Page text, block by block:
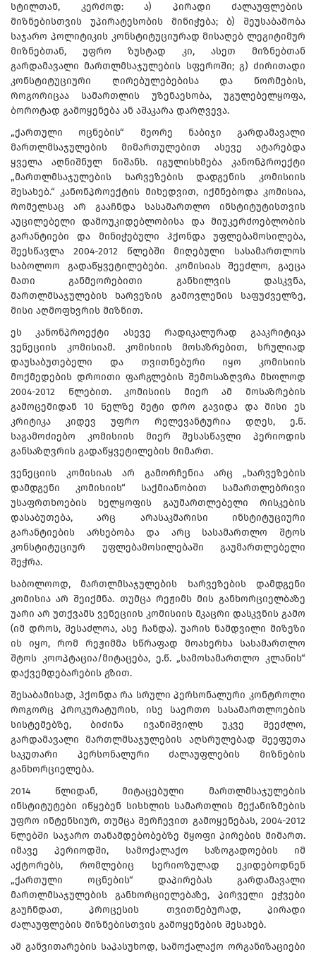
სტილთან, კერძოდ: ა) პირადი ძალაუფლების
მიზნებისთვის უპირატესობის მინიჭება; ბ) შეუსაბამობა
საჯარო პოლიტიკის კონსტიტუციურად მისაღებ ლეგიტიმურ
მიზნებთან, უფრო ზუსტად კი, ასეთ მიზნებთან
გარდამავალი მართლმსაჯულების სფეროში; გ) ძირითადი
კონსტიტუციური ღირებულებებისა და ნორმების,
როგორიცაა სამართლის უზენაესობა, უგულებელყოფა,
ბოროტად გამოყენება ან აშაკარა დარღვევა.
„ქართული ოცნების“ მეორე ნაბიჯი გარდამავალი
მართლმსაჯულების მიმართულებით ასევე ატარებდა
ყველა აღნიშნულ ნიშანს. იგულისხმება კანონპროექტი
„მართლმსაჯულების ხარვეზების დადგენის კომისიის
შესახებ.“ კანონპროექტის მიხედვით, იქმნებოდა კომისია,
რომელსაც არ გააჩნდა სასამართლო ინსტიტუტისთვის
აუცილებელი დამოუკიდებლობისა და მიუკერძოებლობის
გარანტიები და მინიჭებული ჰქონდა უფლებამოსილება,
შეესწავლა 2004-2012 წლებში მიღებული სასამართლოს
საბოლოო გადაწყვეტილებები. კომისიას შეეძლო, გაეცა
მათი განმეორებითი განხილვის დასკვნა,
მართლმსაჯულების ხარვეზის გამოვლენის საფუძველზე,
მისი აღმოფხვრის მიზნით.
ეს კანონპროექტი ასევე რადიკალურად გააკრიტიკა
ვენეციის კომისიამ. კომისიის მოსაზრებით, სრულიად
დაუსაბუთებელი და თვითნებური იყო კომისიის
მოქმედების დროითი ფარგლების შემოსაზღვრა მხოლოდ
2004-2012 წლებით. კომისიის მიერ ამ მოსაზრების
გამოცემიდან 10 წელზე მეტი დრო გავიდა და მისი ეს
კრიტიკა კიდევ უფრო რელევანტურია დღეს, ე.წ.
საგამოძიებო კომისიის მიერ შესასწავლი პერიოდის
განსაზღვრის გადაწყვეტილების მიმართ.
ვენეციის კომისიას არ გამორჩენია არც „ხარვეზების
დამდგენი კომისიის“ საქმიანობით სამართლებრივი
უსაფრთხოების ხელყოფის გაუმართლებელი რისკების
დასაბუთება, არც არასაკმარისი ინსტიტუციური
გარანტიების არსებობა და არც სასამართლო შტოს
კონსტიტუციურ უფლებამოსილებაში გაუმართლებელი
შეჭრა.
საბოლოოდ, მართლმსაჯულების ხარვეზების დამდგენი
კომისია არ შეიქმნა. თუმცა რეჟიმს მის განხორციელბაზე
უარი არ უთქვამს ვენეციის კომისიის მკაცრი დასკვნის გამო
(იმ დროს, შესაძლოა, ასე ჩანდა). უარის ნამდვილი მიზეზი
ის იყო, რომ რეჟიმმა სწრაფად მოახერხა სასამართლო
შტოს კოოპტაცია/მიტაცება, ე.წ. „სამოსამართლო კლანის“
დაქვემდებარების გზით.
შესაბამისად, ჰქონდა რა სრული პერსონალური კონტროლი
როგორც პროკურატურის, ისე საერთო სასამართლოების
სისტემებზე, ბიძინა ივანიშვილს უკვე შეეძლო,
გარდამავალი მართლმსაჯულების აღსრულებად შეეფუთა
საკუთარი პერსონალური ძალაუფლების მიზნების
განხორციელება.
2014 წლიდან, მიტაცებული მართლმსაჯულების
ინსტიტუტები იწყებენ სისხლის სამართლის მექანიზმების
უფრო ინტენსიურ, თუმცა შერჩევით გამოყენებას, 2004-2012
წლებში საჯარო თანამდებობებზე მყოფი პირების მიმართ.
იმავე პერიოდში, სამოქალაქო საზოგადოების იმ
აქტორებს, რომლებიც სერიოზულად ეკიდებოდნენ
„ქართული ოცნების“ დაპირებას გარდამავალი
მართლმსაჯულების განხორციელებაზე, პირველი ეჭვები
გაუჩნდათ, პროცესის თვითნებურად, პირადი
ძალაუფლების მიზნებისთვის გამოყენების შესახებ.
ამ განვითარების საპასუხოდ, სამოქალაქო ორგანიზაციები